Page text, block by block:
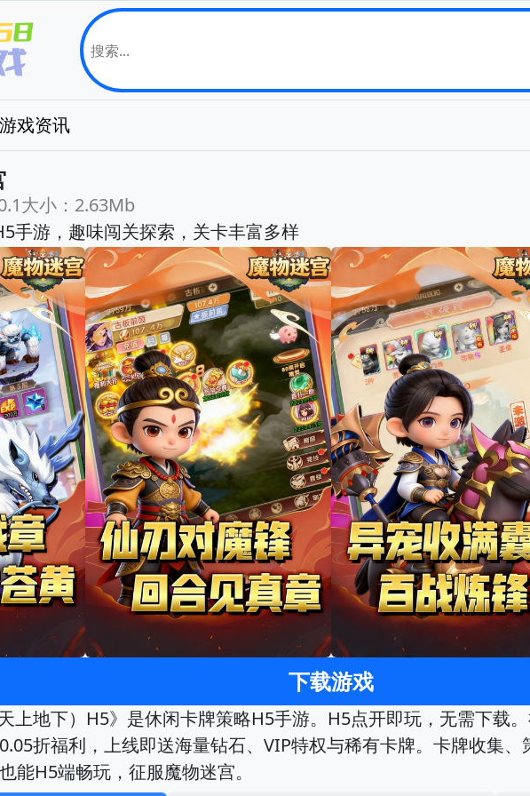
游戏资讯
大小：2.63Mb
手游，趣味闯关探索，关卡丰富多样
下载游戏
上地下）H5》是休闲卡牌策略H5手游。H5点开即玩，无需下载
折福利，上线即送海量钻石、VIP特权与稀有卡牌。卡牌收集
能H5端畅玩，征服魔物迷宫。